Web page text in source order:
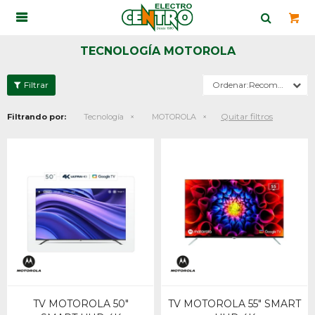

TECNOLOGÍA MOTOROLA
Recomendados
Filtrando por: Tecnología MOTOROLA Quitar filtros
TV MOTOROLA 50"
TV MOTOROLA 55" SMART